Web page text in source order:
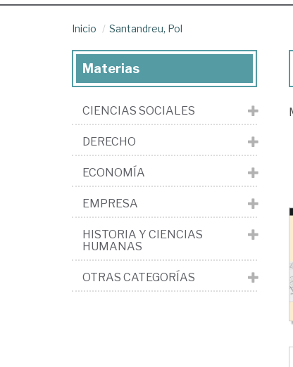
Inicio Santandreu, Pol
Materias
CIENCIAS SOCIALES
DERECHO
ECONOMÍA
EMPRESA
HISTORIA Y CIENCIAS
HUMANAS
OTRAS CATEGORÍAS